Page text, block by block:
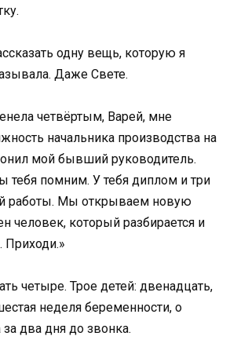
одну вещь, которую я
Даже Свете.
четвёртым, Варей, мне
начальника производства на
мой бывший руководитель.
тебя помним. У тебя диплом и три
работы. Мы открываем новую
человек, который разбирается и
Приходи.»
четыре. Трое детей: двенадцать,
неделя беременности, о
за два дня до звонка.